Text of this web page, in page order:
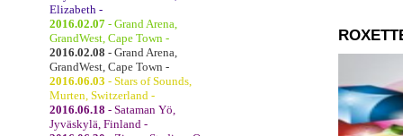
Elizabeth -
2016.02.07 - Grand Arena,
GrandWest, Cape Town -
2016.02.08 - Grand Arena,
GrandWest, Cape Town -
2016.06.03 - Stars of Sounds,
Murten, Switzerland -
2016.06.18 - Sataman Yö,
Jyväskylä, Finland -